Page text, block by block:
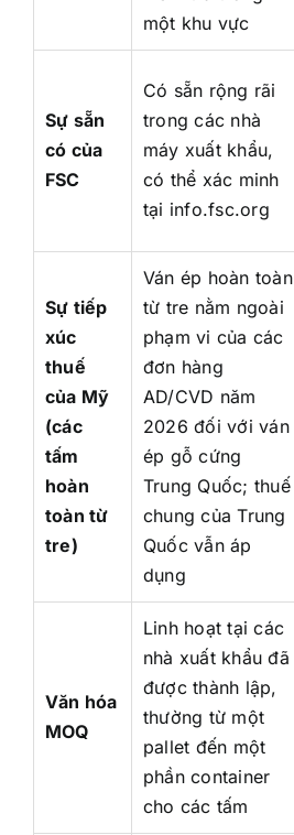
một khu vực
Sự sẵn
có của
FSC
Có sẵn rộng rãi
trong các nhà
máy xuất khẩu,
có thể xác minh
tại info.fsc.org
Sự tiếp
xúc
thuế
của Mỹ
(các
tấm
hoàn
toàn từ
tre)
Ván ép hoàn toàn
từ tre nằm ngoài
phạm vi của các
đơn hàng
AD/CVD năm
2026 đối với ván
ép gỗ cứng
Trung Quốc; thuế
chung của Trung
Quốc vẫn áp
dụng
Văn hóa
MOQ
Linh hoạt tại các
nhà xuất khẩu đã
được thành lập,
thường từ một
pallet đến một
phần container
cho các tấm